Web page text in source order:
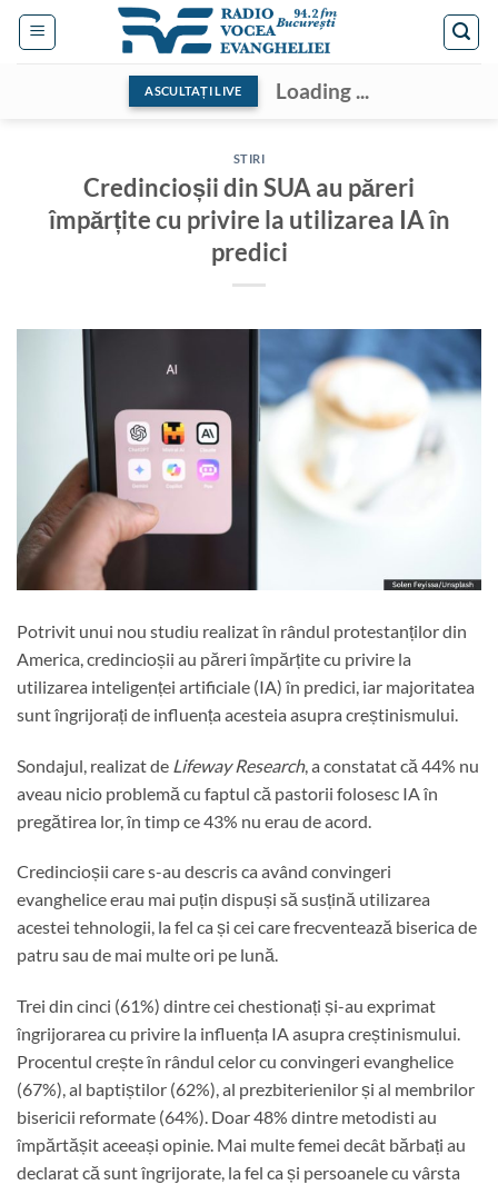
Skip
ASCULTAȚI LIVE Loading ...
STIRI
Credincioșii din SUA au păreri
împărțite cu privire la utilizarea IA în
predici
Potrivit unui nou studiu realizat în rândul protestanților din
America, credincioșii au păreri împărțite cu privire la
utilizarea inteligenței artificiale (IA) în predici, iar majoritatea
sunt îngrijorați de influența acesteia asupra creștinismului.
Sondajul, realizat de Lifeway Research, a constatat că 44% nu
aveau nicio problemă cu faptul că pastorii folosesc IA în
pregătirea lor, în timp ce 43% nu erau de acord.
Credincioșii care s-au descris ca având convingeri
evanghelice erau mai puțin dispuși să susțină utilizarea
acestei tehnologii, la fel ca și cei care frecventează biserica de
patru sau de mai multe ori pe lună.
Trei din cinci (61%) dintre cei chestionați și-au exprimat
îngrijorarea cu privire la influența IA asupra creștinismului.
Procentul crește în rândul celor cu convingeri evanghelice
(67%), al baptiștilor (62%), al prezbiterienilor și al membrilor
bisericii reformate (64%). Doar 48% dintre metodisti au
împărtășit aceeași opinie. Mai multe femei decât bărbați au
declarat că sunt îngrijorate, la fel ca și persoanele cu vârsta